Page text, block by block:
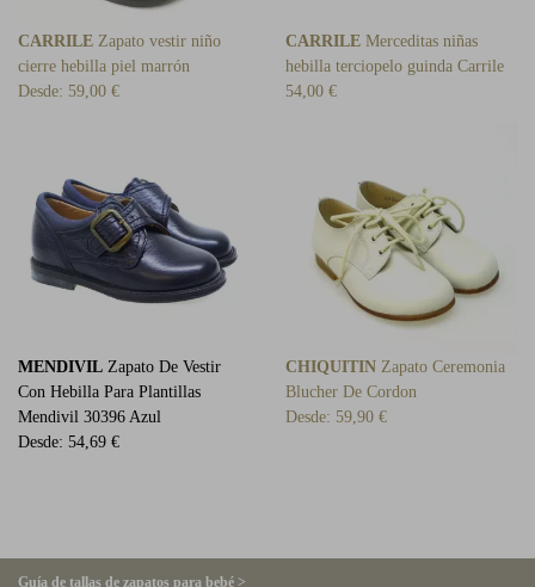
CARRILE Zapato vestir niño
cierre hebilla piel marrón
Desde: 59,00 €
CARRILE Merceditas niñas
hebilla terciopelo guinda Carrile
54,00 €
MENDIVIL Zapato De Vestir
Con Hebilla Para Plantillas
Mendivil 30396 Azul
Desde: 54,69 €
CHIQUITIN Zapato Ceremonia
Blucher De Cordon
Desde: 59,90 €
Guía de tallas de zapatos para bebé >